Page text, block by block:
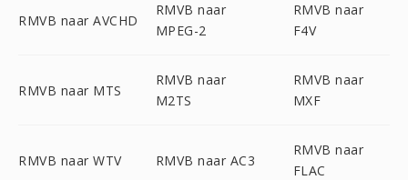
RMVB naar AVCHD
RMVB naar
MPEG-2
RMVB naar
F4V
RMVB naar MTS
RMVB naar
M2TS
RMVB naar
MXF
RMVB naar WTV RMVB naar AC3
RMVB naar
FLAC